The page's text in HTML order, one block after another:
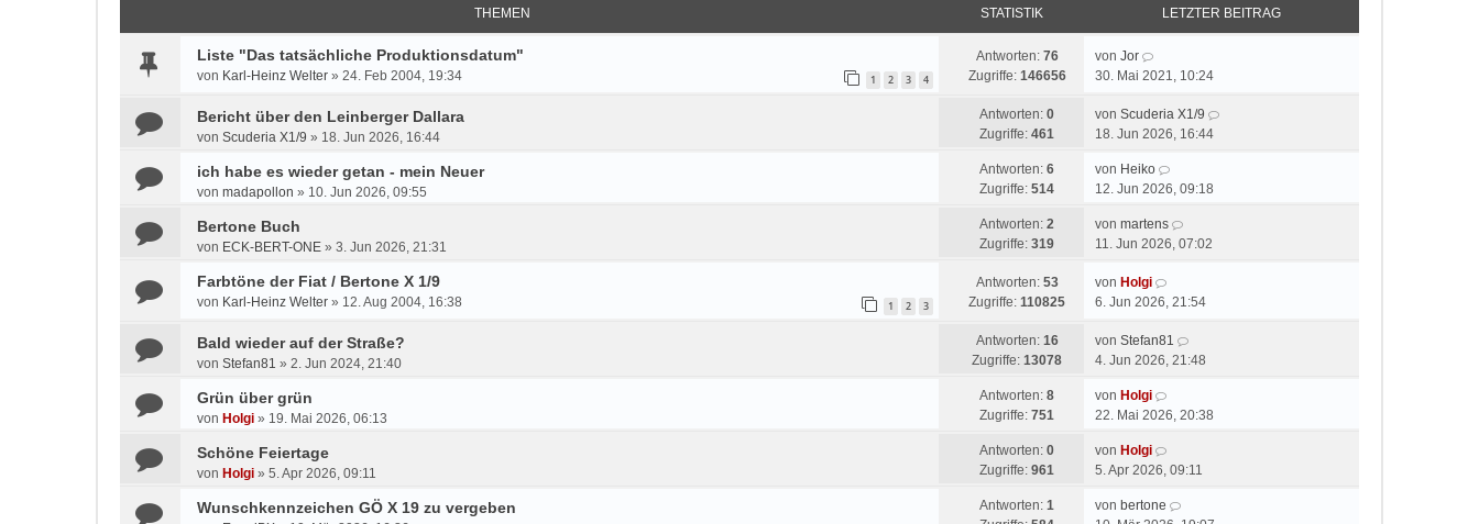
THEMEN STATISTIK LETZTER BEITRAG
Liste "Das tatsächliche Produktionsdatum"
von Karl-Heinz Welter » 24. Feb 2004, 19:34 1 2 3 4
Antworten: 76
Zugriffe: 146656
von Jor
30. Mai 2021, 10:24
Bericht über den Leinberger Dallara
von Scuderia X1/9 » 18. Jun 2026, 16:44
Antworten: 0
Zugriffe: 461
von Scuderia X1/9
18. Jun 2026, 16:44
ich habe es wieder getan - mein Neuer
von madapollon » 10. Jun 2026, 09:55
Antworten: 6
Zugriffe: 514
von Heiko
12. Jun 2026, 09:18
Bertone Buch
von ECK-BERT-ONE » 3. Jun 2026, 21:31
Antworten: 2
Zugriffe: 319
von martens
11. Jun 2026, 07:02
Farbtöne der Fiat / Bertone X 1/9
von Karl-Heinz Welter » 12. Aug 2004, 16:38 1 2 3
Antworten: 53
Zugriffe: 110825
von Holgi
6. Jun 2026, 21:54
Bald wieder auf der Straße?
von Stefan81 » 2. Jun 2024, 21:40
Antworten: 16
Zugriffe: 13078
von Stefan81
4. Jun 2026, 21:48
Grün über grün
von Holgi » 19. Mai 2026, 06:13
Antworten: 8
Zugriffe: 751
von Holgi
22. Mai 2026, 20:38
Schöne Feiertage
von Holgi » 5. Apr 2026, 09:11
Antworten: 0
Zugriffe: 961
von Holgi
5. Apr 2026, 09:11
Wunschkennzeichen GÖ X 19 zu vergeben Antworten: 1
von bertone